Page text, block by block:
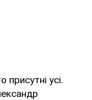
усі.